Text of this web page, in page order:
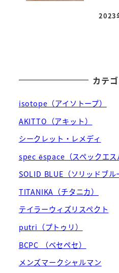
投稿日
2023
カテ
isotope（アイソトープ）
AKITTO（アキット）
シークレット・レメディ
spec ēspace（スペックエス
SOLID BLUE（ソリッドブル
TITANIKA（チタニカ）
テイラーウィズリスペクト
putri（プトゥリ）
BCPC （ベセペセ）
メンズマークシャルマン